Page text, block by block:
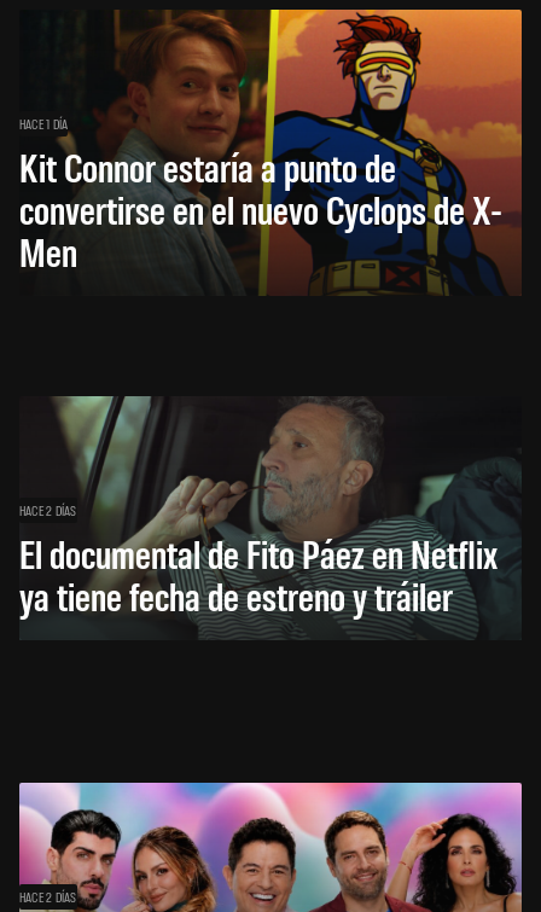
HACE 1 DÍA
Kit Connor estaría a punto de
convertirse en el nuevo Cyclops de X-
Men
HACE 2 DÍAS
El documental de Fito Páez en Netflix
ya tiene fecha de estreno y tráiler
HACE 2 DÍAS